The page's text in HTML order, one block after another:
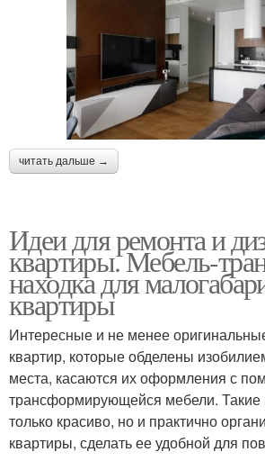
читать дальше →
Идеи для ремонта и
квартиры. Мебель-
находка для
квартиры
Интересные и не менее
квартир, которые обделены
места, касаются их оформления с
трансформирующейся мебели. Такие
только красиво, но и практично
квартиры, сделать ее удобной для